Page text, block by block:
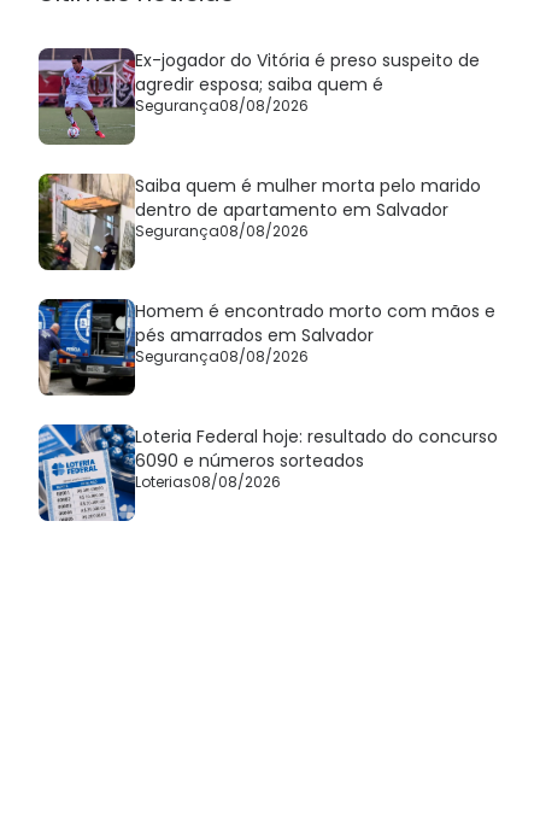
Ex-jogador do Vitória é preso suspeito de
agredir esposa; saiba quem é
Segurança08/08/2026
Saiba quem é mulher morta pelo marido
dentro de apartamento em Salvador
Segurança08/08/2026
Homem é encontrado morto com mãos e
pés amarrados em Salvador
Segurança08/08/2026
Loteria Federal hoje: resultado do concurso
6090 e números sorteados
Loterias08/08/2026